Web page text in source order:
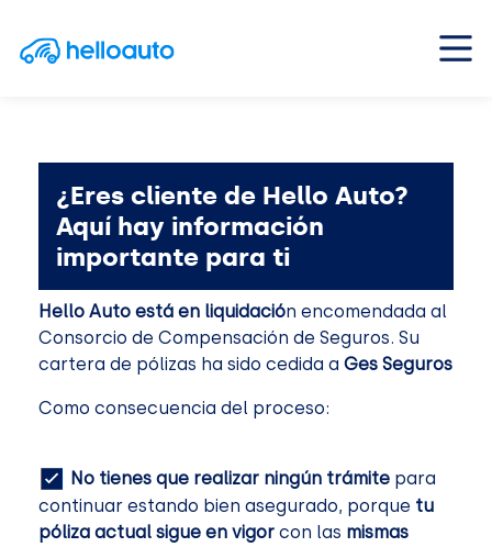
Saltar al contenido
Navegación principal
¿Eres cliente de Hello Auto?
Aquí hay información
importante para ti
Hello Auto está en liquidación encomendada al
Consorcio de Compensación de Seguros. Su
cartera de pólizas ha sido cedida a Ges Seguros
Como consecuencia del proceso:
No tienes que realizar ningún trámite para
continuar estando bien asegurado, porque tu
póliza actual sigue en vigor con las mismas